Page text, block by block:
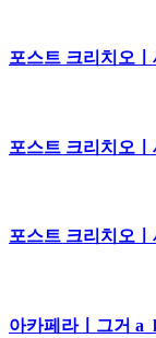
포스트 크리치오
포스트 크리치오
포스트 크리치오ㅣ
아카페라ㅣ그거